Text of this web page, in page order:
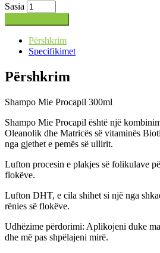
Sasia
Përshkrim
Specifikimet
Përshkrim
Shampo Mie Procapil 300ml
Shampo Mie Procapil është një
Oleanolik dhe Matricës së vitaminës
nga gjethet e pemës së ullirit.
Lufton procesin e plakjes së folikulave
flokëve.
Lufton DHT, e cila shihet si një nga
rënies së flokëve.
Udhëzime përdorimi: Aplikojeni duke
dhe më pas shpëlajeni mirë.